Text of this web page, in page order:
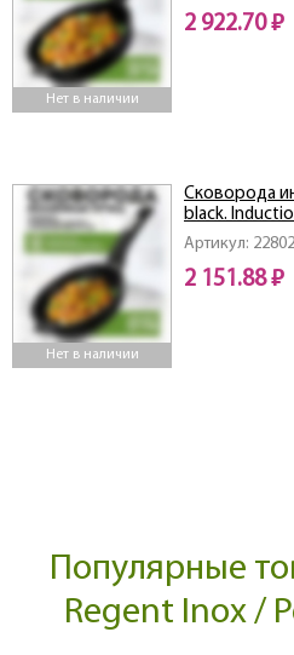
Нет в наличии
2 922.70 ₽
Нет в наличии
Артикул:
Сковорода
black.
2 151.88 ₽
Популярные
Regent Inox /